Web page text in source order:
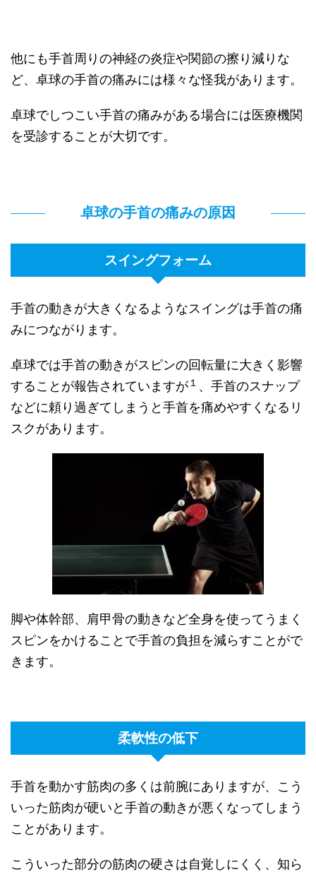
他にも手首周りの神経の炎症や関節の擦り減りな
ど、卓球の手首の痛みには様々な怪我があります。
卓球でしつこい手首の痛みがある場合には医療機関
を受診することが大切です。
卓球の手首の痛みの原因
スイングフォーム
手首の動きが大きくなるようなスイングは手首の痛
みにつながります。
卓球では手首の動きがスピンの回転量に大きく影響
することが報告されていますが１ 、手首のスナップ
などに頼り過ぎてしまうと手首を痛めやすくなるリ
スクがあります。
脚や体幹部、肩甲骨の動きなど全身を使ってうまく
スピンをかけることで手首の負担を減らすことがで
きます。
柔軟性の低下
手首を動かす筋肉の多くは前腕にありますが、こう
いった筋肉が硬いと手首の動きが悪くなってしまう
ことがあります。
こういった部分の筋肉の硬さは自覚しにくく、知ら